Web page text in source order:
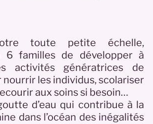
toute petite échelle,
6 familles de développer à
activités génératrices de
nourrir les individus, scolariser
aux soins si besoin…
d’eau qui contribue à la
dans l’océan des inégalités